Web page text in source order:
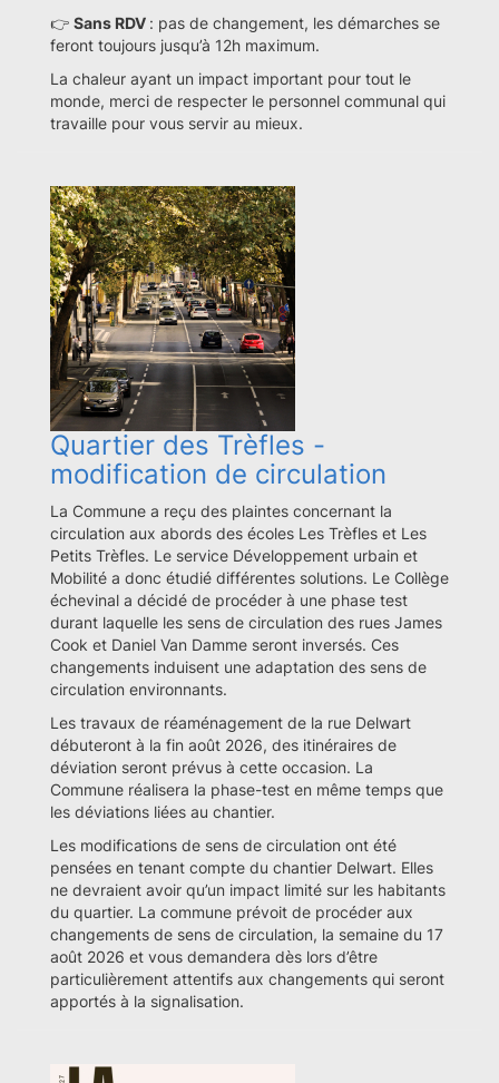
👉 Sans RDV : pas de changement, les démarches se
feront toujours jusqu’à 12h maximum.
La chaleur ayant un impact important pour tout le
monde, merci de respecter le personnel communal qui
travaille pour vous servir au mieux.
Quartier des Trèfles -
modification de circulation
La Commune a reçu des plaintes concernant la
circulation aux abords des écoles Les Trèfles et Les
Petits Trèfles. Le service Développement urbain et
Mobilité a donc étudié différentes solutions. Le Collège
échevinal a décidé de procéder à une phase test
durant laquelle les sens de circulation des rues James
Cook et Daniel Van Damme seront inversés. Ces
changements induisent une adaptation des sens de
circulation environnants.
Les travaux de réaménagement de la rue Delwart
débuteront à la fin août 2026, des itinéraires de
déviation seront prévus à cette occasion. La
Commune réalisera la phase-test en même temps que
les déviations liées au chantier.
Les modifications de sens de circulation ont été
pensées en tenant compte du chantier Delwart. Elles
ne devraient avoir qu’un impact limité sur les habitants
du quartier. La commune prévoit de procéder aux
changements de sens de circulation, la semaine du 17
août 2026 et vous demandera dès lors d’être
particulièrement attentifs aux changements qui seront
apportés à la signalisation.